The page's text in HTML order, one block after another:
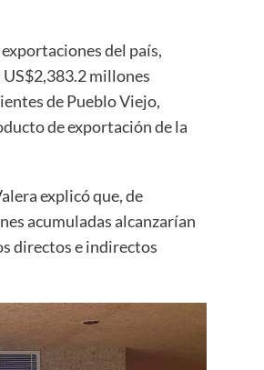
del país,
millones
de Pueblo Viejo,
de exportación de la
explicó que, de
acumuladas alcanzarían
directos e indirectos